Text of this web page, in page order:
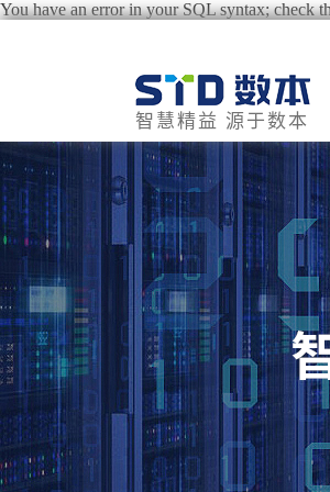
You have an error in your SQL syntax; check
智慧精益 源于数本